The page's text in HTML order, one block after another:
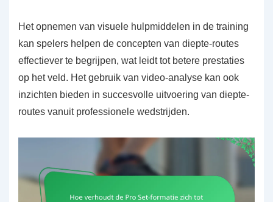
Het opnemen van visuele hulpmiddelen in de training
kan spelers helpen de concepten van diepte-routes
effectiever te begrijpen, wat leidt tot betere prestaties
op het veld. Het gebruik van video-analyse kan ook
inzichten bieden in succesvolle uitvoering van diepte-
routes vanuit professionele wedstrijden.